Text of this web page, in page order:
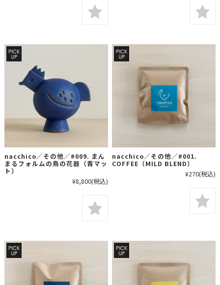
nacchico／その他／#009. まん
まるフォルムの鳥の花器（青マッ
ト）
¥8,800(税込)
nacchico／その他／#001.
COFFEE（MILD BLEND）
¥270(税込)